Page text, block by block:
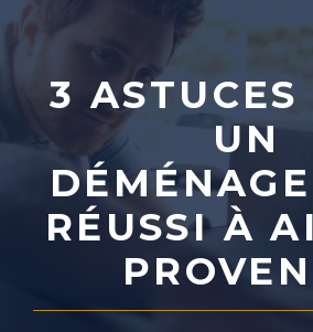
3 ASTUCES
UN
RÉUSSI À